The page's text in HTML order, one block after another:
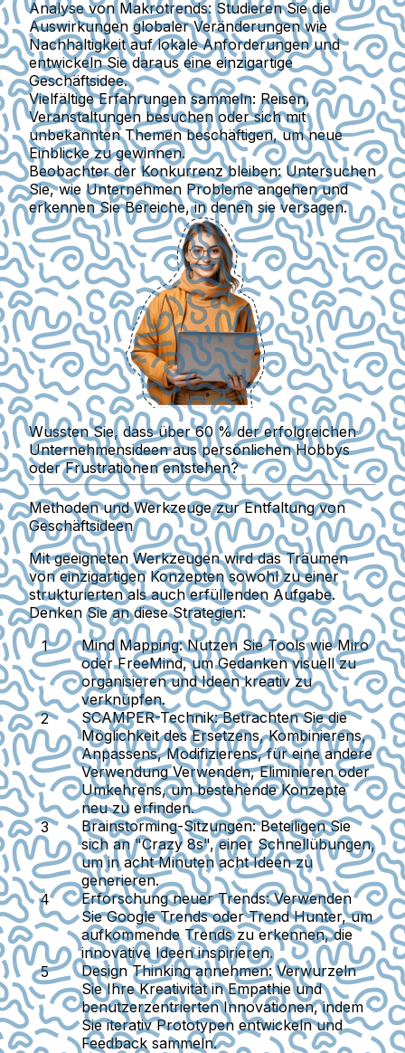
Analyse von Makrotrends: Studieren Sie die
Auswirkungen globaler Veränderungen wie
Nachhaltigkeit auf lokale Anforderungen und
entwickeln Sie daraus eine einzigartige
Geschäftsidee.
Vielfältige Erfahrungen sammeln: Reisen,
Veranstaltungen besuchen oder sich mit
unbekannten Themen beschäftigen, um neue
Einblicke zu gewinnen.
Beobachter der Konkurrenz bleiben:Untersuchen
Sie, wie Unternehmen Probleme angehen und
erkennen Sie Bereiche, in denen sie versagen.
Wussten Sie, dass über 60 % der erfolgreichen
Unternehmensideen aus persönlichen Hobbys
oder Frustrationen entstehen?
Methoden und Werkzeuge zur Entfaltung von
Geschäftsideen
Mit geeigneten Werkzeugen wird das Träumen
von einzigartigen Konzepten sowohl zu einer
strukturierten als auch erfüllenden Aufgabe.
Denken Sie an diese Strategien:
Mind Mapping:Nutzen Sie Tools wie Miro
oder FreeMind, um Gedanken visuell zu
organisieren und Ideen kreativ zu
verknüpfen.
SCAMPER-Technik:Betrachten Sie die
Möglichkeit des Ersetzens, Kombinierens,
Anpassens, Modifizierens, für eine andere
Verwendung Verwenden, Eliminieren oder
Umkehrens, um bestehende Konzepte
neu zu erfinden.
Brainstorming-Sitzungen:Beteiligen Sie
sich an "Crazy 8s", einer Schnellübungen,
um in acht Minuten acht Ideen zu
generieren.
Erforschung neuer Trends:Verwenden
Sie Google Trends oder Trend Hunter, um
aufkommende Trends zu erkennen, die
innovative Ideen inspirieren.
Design Thinking annehmen: Verwurzeln
Sie Ihre Kreativität in Empathie und
benutzerzentrierten Innovationen, indem
Sie iterativ Prototypen entwickeln und
Feedback sammeln.